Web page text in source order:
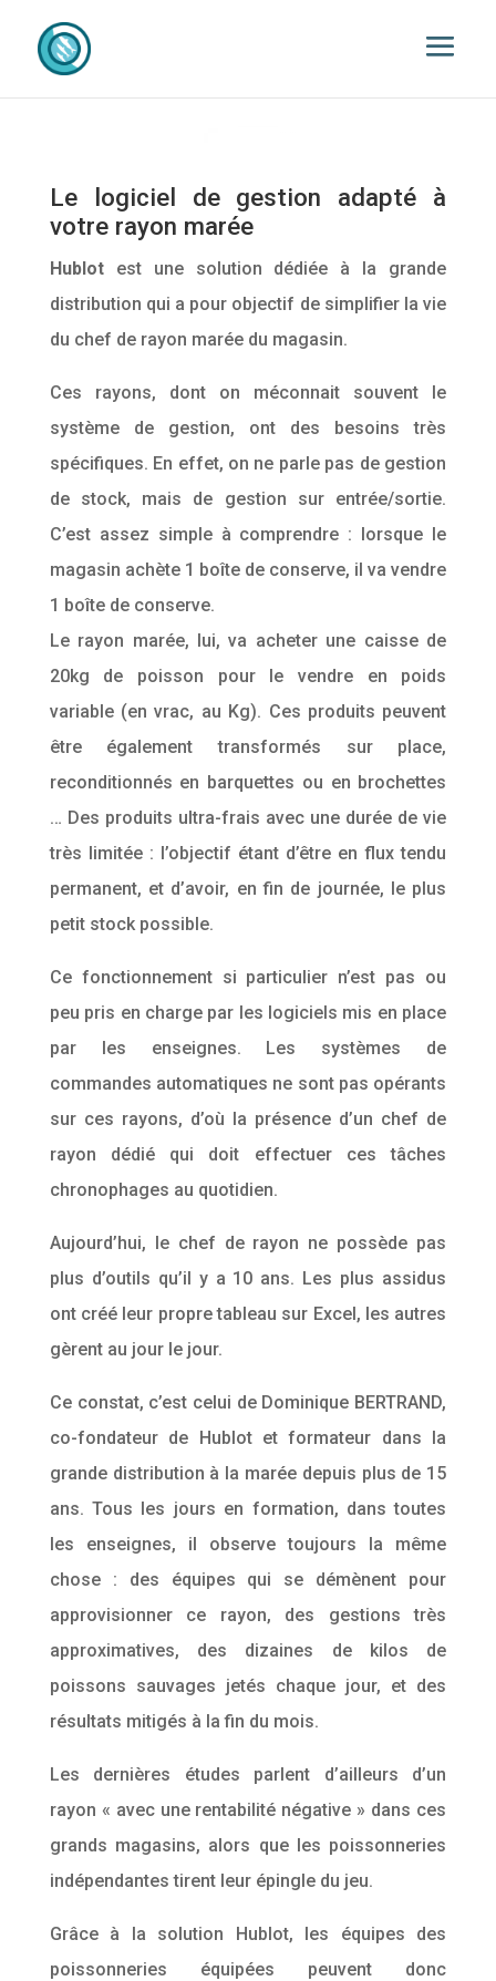
Le logiciel de gestion adapté à
votre rayon marée
Hublotest une solution dédiée à la grande
distribution qui a pour objectif de simplifier la vie
du chef de rayon marée du magasin.
Ces rayons, dont on méconnait souvent le
système de gestion, ont des besoins très
spécifiques. En effet, on ne parle pas de gestion
de stock, mais de gestion sur entrée/sortie.
C’est assez simple à comprendre : lorsque le
magasin achète 1 boîte de conserve, il va vendre
1 boîte de conserve.
Le rayon marée, lui, va acheter une caisse de
20kg de poisson pour le vendre en poids
variable (en vrac, au Kg). Ces produits peuvent
être également transformés sur place,
reconditionnés en barquettes ou en brochettes
… Des produits ultra-frais avec une durée de vie
très limitée : l’objectif étant d’être en flux tendu
permanent, et d’avoir, en fin de journée, le plus
petit stock possible.
Ce fonctionnement si particulier n’est pas ou
peu pris en charge par les logiciels mis en place
par les enseignes. Les systèmes de
commandes automatiques ne sont pas opérants
sur ces rayons, d’où la présence d’un chef de
rayon dédié qui doit effectuer ces tâches
chronophages au quotidien.
Aujourd’hui, le chef de rayon ne possède pas
plus d’outils qu’il y a 10 ans. Les plus assidus
ont créé leur propre tableau sur Excel, les autres
gèrent au jour le jour.
Ce constat, c’est celui de Dominique BERTRAND,
co-fondateur de Hublot et formateur dans la
grande distribution à la marée depuis plus de 15
ans. Tous les jours en formation, dans toutes
les enseignes, il observe toujours la même
chose : des équipes qui se démènent pour
approvisionner ce rayon, des gestions très
approximatives, des dizaines de kilos de
poissons sauvages jetés chaque jour, et des
résultats mitigés à la fin du mois.
Les dernières études parlent d’ailleurs d’un
rayon « avec une rentabilité négative » dans ces
grands magasins, alors que les poissonneries
indépendantes tirent leur épingle du jeu.
Grâce à la solution Hublot, les équipes des
poissonneries équipées peuvent donc